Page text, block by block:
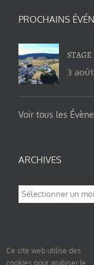
PROCHAINS
3 août
Voir tous les
ARCHIVES
Archives
Ce site web utilise des
cookies pour analyser le